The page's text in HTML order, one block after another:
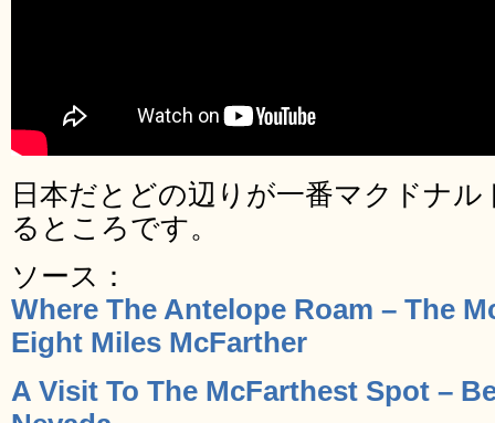
日本だとどの辺りが一番マクドナ
るところです。
ソース：
Where The Antelope Roam – The
Eight Miles McFarther
A Visit To The McFarthest Spot –